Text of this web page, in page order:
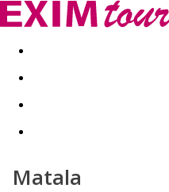
Akční nabídky Last minute
Matala